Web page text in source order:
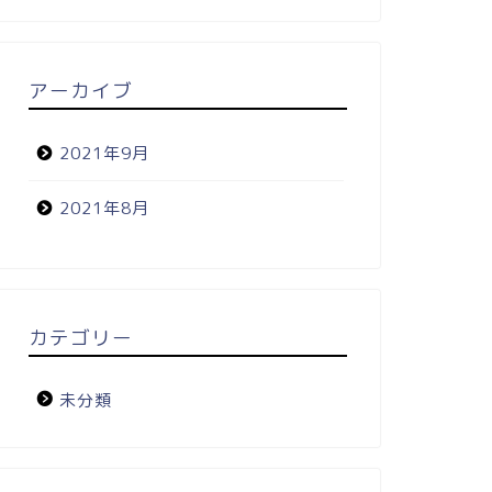
アーカイブ
2021年9月
2021年8月
カテゴリー
未分類